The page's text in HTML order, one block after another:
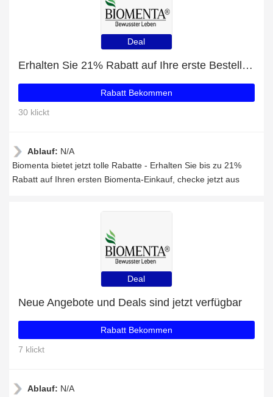
Deal
Erhalten Sie 21% Rabatt auf Ihre erste Bestellung
Rabatt Bekommen
30 klickt
Ablauf: N/A
Biomenta bietet jetzt tolle Rabatte - Erhalten Sie bis zu 21%
Rabatt auf Ihren ersten Biomenta-Einkauf, checke jetzt aus
Deal
Neue Angebote und Deals sind jetzt verfügbar
Rabatt Bekommen
7 klickt
Ablauf: N/A